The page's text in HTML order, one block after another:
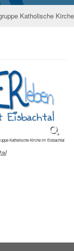
Katholische
Katholische Kirche im Eisbachtal